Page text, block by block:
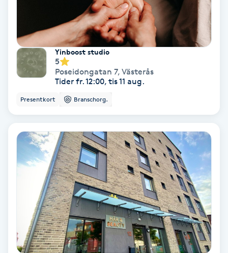
Skinbooster
Sklerosering
Skoinlägg
Skäggfärgning
Skäggklippning
Skäggtrimmning
Skönhet
Yinboost studio
5
Poseidongatan 7, Västerås
Tider fr. 12:00, tis 11 aug.
Presentkort Branschorg.